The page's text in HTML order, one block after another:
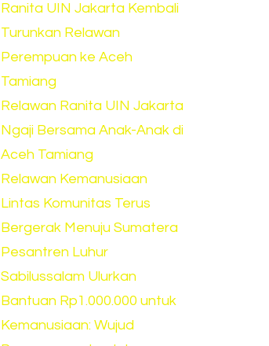
Ranita UIN Jakarta Kembali
Turunkan Relawan
Perempuan ke Aceh
Tamiang
Relawan Ranita UIN Jakarta
Ngaji Bersama Anak-Anak di
Aceh Tamiang
Relawan Kemanusiaan
Lintas Komunitas Terus
Bergerak Menuju Sumatera
Pesantren Luhur
Sabilussalam Ulurkan
Bantuan Rp1.000.000 untuk
Kemanusiaan: Wujud